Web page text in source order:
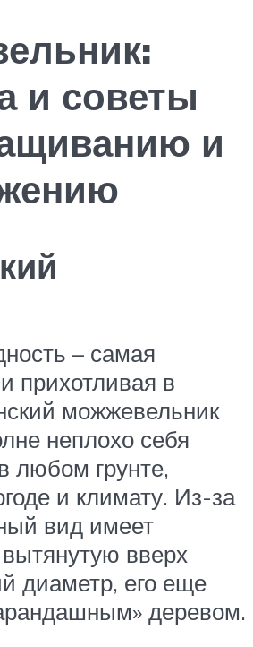
и советы
и
– самая
прихотливая в
можжевельник
неплохо себя
любом грунте,
и климату. Из-за
вид имеет
вверх
диаметр, его еще
деревом.